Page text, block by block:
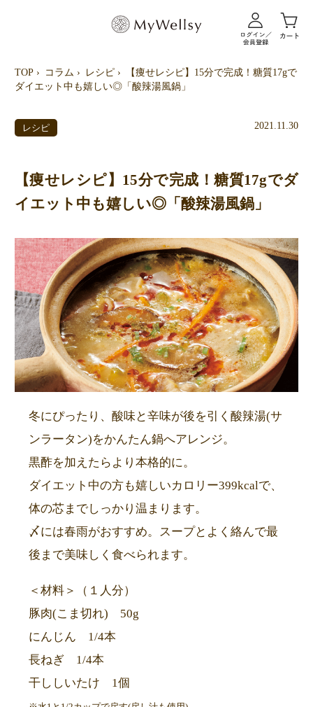
TOP コラム レシピ
【痩せレシピ】15分で完成！糖質17gで
ダイエット中も嬉しい◎「酸辣湯風鍋」
レシピ 2021.11.30
【痩せレシピ】15分で完成！糖質17gでダ
イエット中も嬉しい◎「酸辣湯風鍋」
冬にぴったり、酸味と辛味が後を引く酸辣湯(サ
ンラータン)をかんたん鍋へアレンジ。
黒酢を加えたらより本格的に。
ダイエット中の方も嬉しいカロリー399kcalで、
体の芯までしっかり温まります。
〆には春雨がおすすめ。スープとよく絡んで最
後まで美味しく食べられます。
＜材料＞（１人分）
豚肉(こま切れ) 50g
にんじん 1/4本
長ねぎ 1/4本
干ししいたけ 1個